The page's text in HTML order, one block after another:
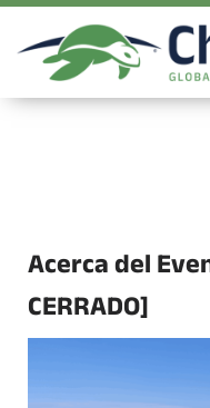
Acerca del
CERRADO]